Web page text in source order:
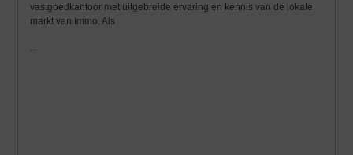
vastgoedkantoor met uitgebreide ervaring en kennis van de lokale
markt van immo. Als